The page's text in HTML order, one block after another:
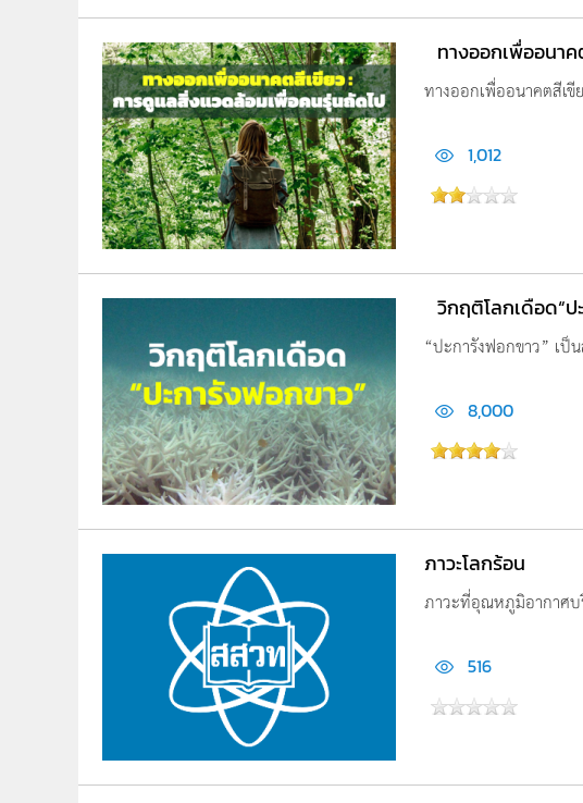
ทางออกเพื่ออนา
ทางออกเพื่ออนาคตสีเ
1,012
วิกฤติโลกเดือด“ป
“ปะการังฟอกขาว” เป็
8,000
ภาวะโลกร้อน
ภาวะที่อุณหภูมิอากาศบ
516